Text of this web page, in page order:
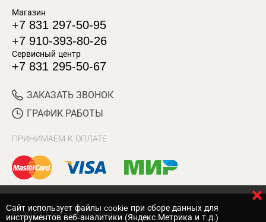
Магазин
+7 831 297-50-95
+7 910-393-80-26
Сервисный центр
+7 831 295-50-67
ЗАКАЗАТЬ ЗВОНОК
ГРАФИК РАБОТЫ
ПРИНИМАЕМ К ОПЛАТЕ
© 2017 Магазин Хозяин
Cайт использует файлы cookie при сборе данных для
инструментов веб-аналитики (Яндекс.Метрика и т.д.)